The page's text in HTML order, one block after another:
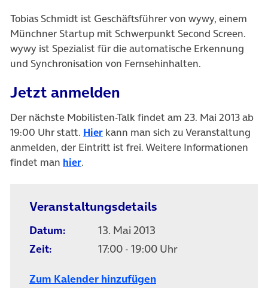
Tobias Schmidt ist Geschäftsführer von wywy, einem
Münchner Startup mit Schwerpunkt Second Screen.
wywy ist Spezialist für die automatische Erkennung
und Synchronisation von Fernsehinhalten.
Jetzt anmelden
Der nächste Mobilisten-Talk findet am 23. Mai 2013 ab
19:00 Uhr statt. Hier(öffnet in neuem Tab)
kann man sich zu Veranstaltung
anmelden, der Eintritt ist frei. Weitere Informationen
findet man hier(öffnet in neuem Tab)
.
Veranstaltungsdetails
Datum:
13. Mai 2013
Zeit:
17:00 - 19:00 Uhr
Zum Kalender hinzufügen